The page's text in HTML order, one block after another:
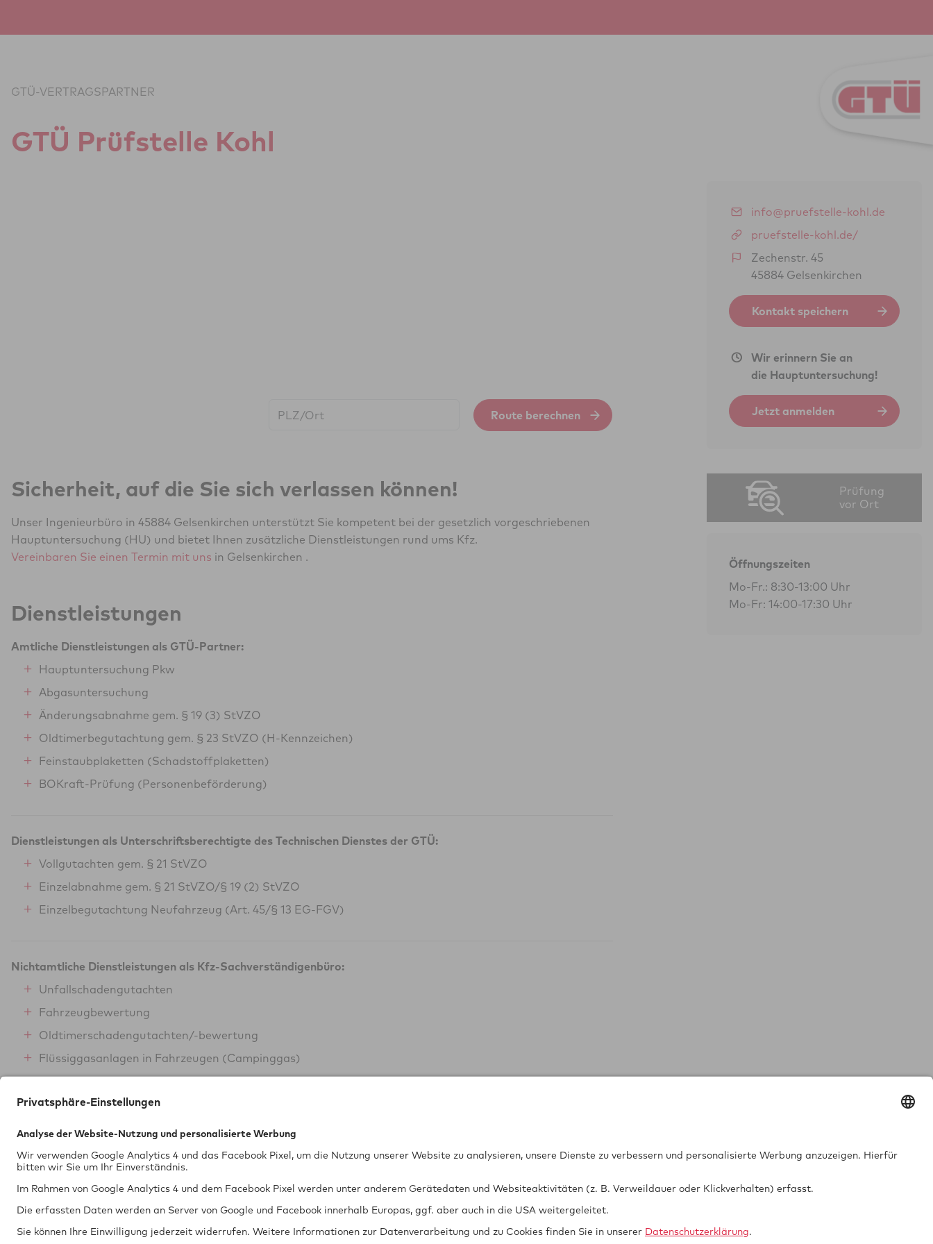
GTÜ-VERTRAGSPARTNER
GTÜ Prüf­stelle Kohl
Route berechnen
Sicherheit, auf die Sie sich verlassen können!
Unser Ingenieurbüro in 45884 Gelsenkirchen unterstützt Sie kompetent bei der gesetzlich vorgeschriebenen
Hauptuntersuchung (HU) und bietet Ihnen zusätzliche Dienstleistungen rund ums Kfz.
Vereinbaren Sie einen Termin mit uns in Gelsenkirchen .
Dienstleistungen
Amtliche Dienstleistungen als GTÜ-Partner:
Hauptuntersuchung Pkw
Abgasuntersuchung
Änderungsabnahme gem. § 19 (3) StVZO
Oldtimerbegutachtung gem. § 23 StVZO (H-Kennzeichen)
Feinstaubplaketten (Schadstoffplaketten)
BOKraft-Prüfung (Personenbeförderung)
Dienstleistungen als Unterschriftsberechtigte des Technischen Dienstes der GTÜ:
Vollgutachten gem. § 21 StVZO
Einzelabnahme gem. § 21 StVZO/§ 19 (2) StVZO
Einzelbegutachtung Neufahrzeug (Art. 45/§ 13 EG-FGV)
Nichtamtliche Dienstleistungen als Kfz-Sachverständigenbüro:
Unfallschadengutachten
Fahrzeugbewertung
Oldtimerschadengutachten/-bewertung
Flüssiggasanlagen in Fahrzeugen (Campinggas)
Lackgutachten
info@pruefstelle-kohl.de
pruefstelle-kohl.de/
Zechenstr. 45
45884 Gelsenkirchen
Kontakt speichern
Wir erinnern Sie an
die Hauptuntersuchung!
Jetzt anmelden
Prüfung
vor Ort
Öffnungszeiten
Mo-Fr.: 8:30-13:00 Uhr
Mo-Fr: 14:00-17:30 Uhr
Tech­nik braucht